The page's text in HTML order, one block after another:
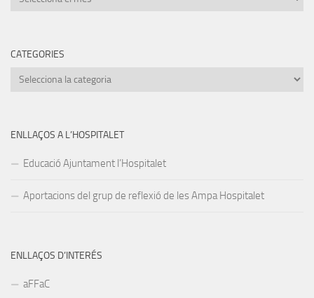
CATEGORIES
Categories
ENLLAÇOS A L’HOSPITALET
Educació Ajuntament l’Hospitalet
Aportacions del grup de reflexió de les Ampa Hospitalet
ENLLAÇOS D’INTERÉS
aFFaC